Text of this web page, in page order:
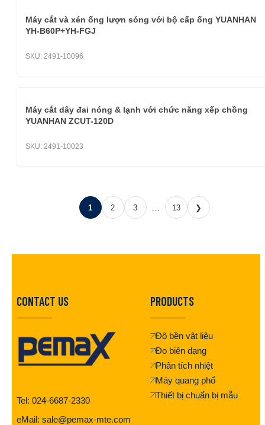
Máy cắt và xén ống lượn sóng với bộ cấp ống YUANHAN
YH-B60P+YH-FGJ
SKU: 2491-10096
Máy cắt dây đai nóng & lạnh với chức năng xếp chồng
YUANHAN ZCUT-120D
SKU: 2491-10023
1 2 3 … 13 ❯
CONTACT US
Tel: 024-6687-2330
eMail: sale@pemax-mte.com
PRODUCTS
Độ bền vật liệu
Đo biên dạng
Phân tích nhiệt
Máy quang phổ
Thiết bị chuẩn bị mẫu